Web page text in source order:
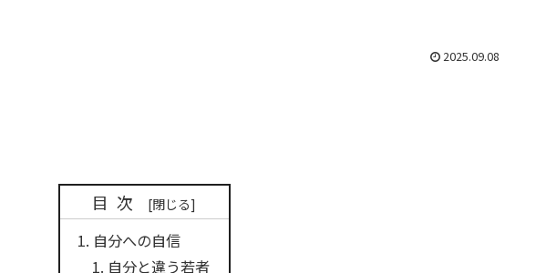
2025.09.08
目次
自分への自信
自分と違う若者